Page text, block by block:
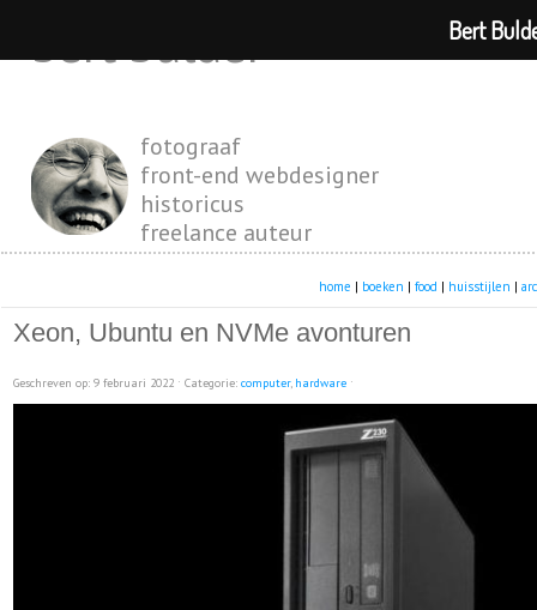
bert bulder
fotograaf
front-end webdesigner
historicus
freelance auteur
home | boeken | food | huisstijlen |
Xeon, Ubuntu en NVMe avonturen
Geschreven op: 9 februari 2022 ˑ Categorie: computer, hardware ˑ
Bert